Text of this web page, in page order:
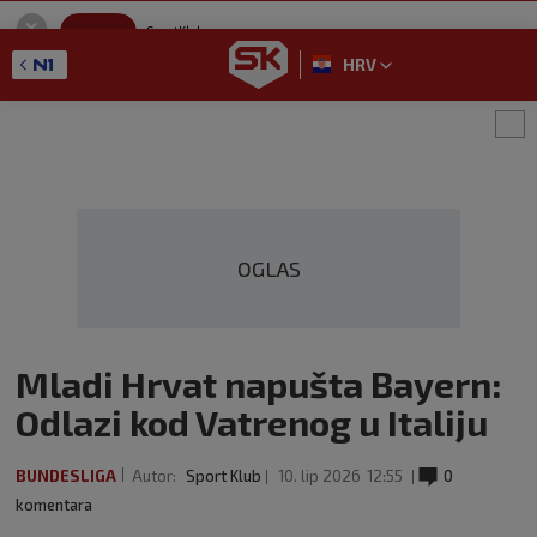
SportKlub
GET - On the Google Play
HRV
OGLAS
Mladi Hrvat napušta Bayern:
Odlazi kod Vatrenog u Italiju
BUNDESLIGA Autor: Sport Klub 10. lip 2026 12:55
0
komentara